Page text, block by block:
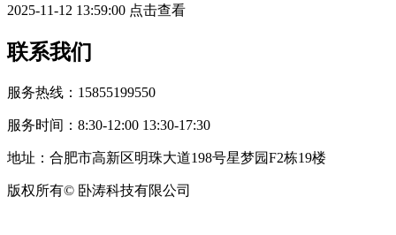
2025-11-12 13:59:00 点击查看
联系我们
服务热线：15855199550
服务时间：8:30-12:00 13:30-17:30
地址：合肥市高新区明珠大道198号星梦园F2栋19楼
版权所有© 卧涛科技有限公司